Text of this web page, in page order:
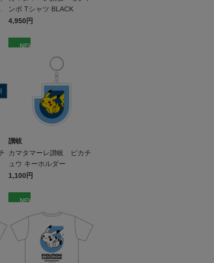
ンボ Tシャツ BLACK
4,950円
NEW
讃岐
カマタマーレ讃岐 ピカチ
ュウ キーホルダー
1,100円
NEW